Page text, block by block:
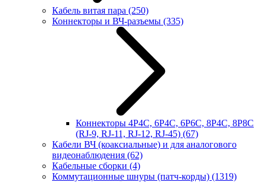
Кабель витая пара (250)
Коннекторы и ВЧ-разъемы (335)
Коннекторы 4P4C, 6P4C, 6P6C, 8P4C, 8P8C
(RJ-9, RJ-11, RJ-12, RJ-45) (67)
Кабели ВЧ (коаксиальные) и для аналогового
видеонаблюдения (62)
Кабельные сборки (4)
Коммутационные шнуры (патч-корды) (1319)